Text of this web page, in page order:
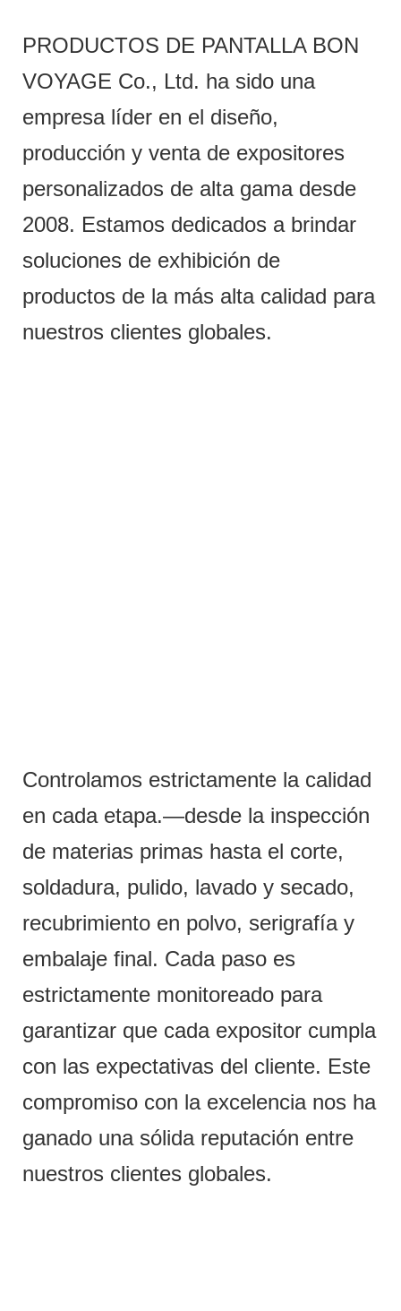
PRODUCTOS DE PANTALLA BON
VOYAGE Co., Ltd. ha sido una
empresa líder en el diseño,
producción y venta de expositores
personalizados de alta gama desde
2008. Estamos dedicados a brindar
soluciones de exhibición de
productos de la más alta calidad para
nuestros clientes globales.
Controlamos estrictamente la calidad
en cada etapa.—desde la inspección
de materias primas hasta el corte,
soldadura, pulido, lavado y secado,
recubrimiento en polvo, serigrafía y
embalaje final. Cada paso es
estrictamente monitoreado para
garantizar que cada expositor cumpla
con las expectativas del cliente. Este
compromiso con la excelencia nos ha
ganado una sólida reputación entre
nuestros clientes globales.